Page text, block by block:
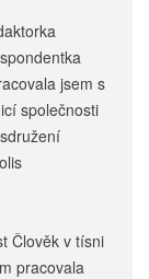
jsem s
společnosti
Člověk v tísni
pracovala